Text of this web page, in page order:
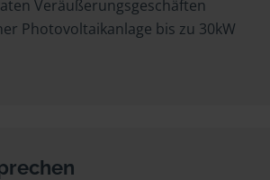
Veräußerungsgeschäften
Photovoltaikanlage bis zu 30kW